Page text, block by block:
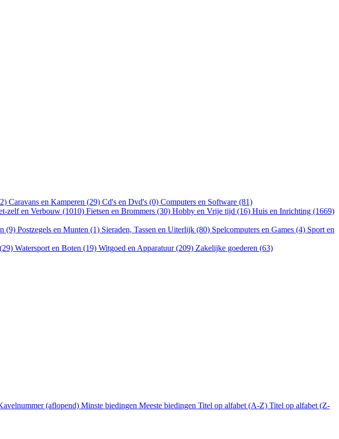
Caravans en Kamperen (29) Cd's en Dvd's (0) Computers en Software (81)
zelf en Verbouw (1010) Fietsen en Brommers (30) Hobby en Vrije tijd (16) Huis en Inrichting (1669)
(9) Postzegels en Munten (1) Sieraden, Tassen en Uiterlijk (80) Spelcomputers en Games (4) Sport en
Watersport en Boten (19) Witgoed en Apparatuur (209) Zakelijke goederen (63)
(aflopend) Minste biedingen Meeste biedingen Titel op alfabet (A-Z) Titel op alfabet (Z-